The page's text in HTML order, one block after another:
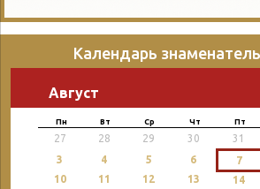
Календарь
Август
Пн Вт Ср Чт Пт
27 28 29 30 31
3 4 5 6 7
10
11 12 13 14